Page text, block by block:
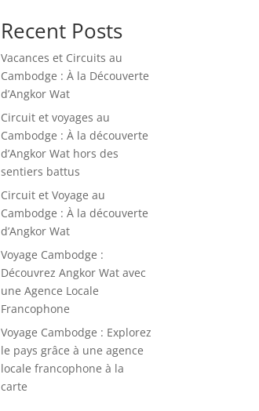
Recent Posts
Vacances et Circuits au
Cambodge : À la Découverte
d’Angkor Wat
Circuit et voyages au
Cambodge : À la découverte
d’Angkor Wat hors des
sentiers battus
Circuit et Voyage au
Cambodge : À la découverte
d’Angkor Wat
Voyage Cambodge :
Découvrez Angkor Wat avec
une Agence Locale
Francophone
Voyage Cambodge : Explorez
le pays grâce à une agence
locale francophone à la
carte